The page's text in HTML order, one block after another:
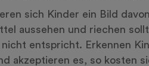
sich Kinder ein Bild
aussehen und riechen
entspricht. Erkennen
akzeptieren es, so kosten